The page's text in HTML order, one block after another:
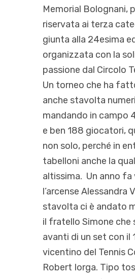
Memorial Bolognani,
riservata ai terza
giunta alla 24esima
organizzata con la
passione dal Circolo
Un torneo che ha
anche stavolta
mandando in campo
e ben 188 giocatori,
non solo, perché in
tabelloni anche la
altissima. Un anno fa
l’arcense Alessandra
stavolta ci è andato
il fratello Simone che
avanti di un set con il
vicentino del Tennis
Robert Iorga. Tipo